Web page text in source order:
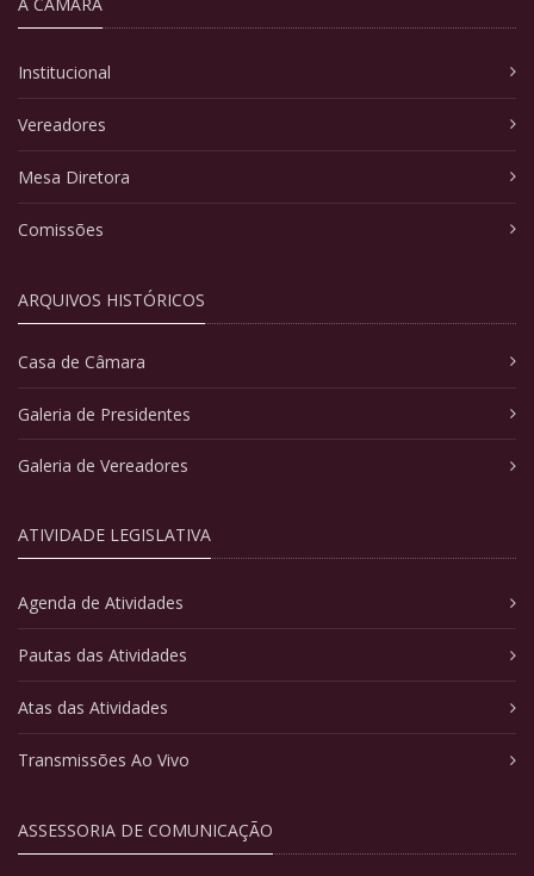
Institucional
Vereadores
Mesa Diretora
Comissões
ARQUIVOS HISTÓRICOS
Casa de Câmara
Galeria de Presidentes
Galeria de Vereadores
ATIVIDADE LEGISLATIVA
Agenda de Atividades
Pautas das Atividades
Atas das Atividades
Transmissões Ao Vivo
ASSESSORIA DE COMUNICAÇÃO